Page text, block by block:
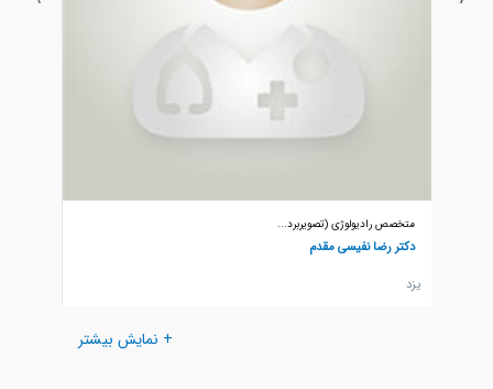
متخصص رادیولوژی (تصویربرد...
دکتر رضا نفیسی مقدم
يزد
+ نمایش بیشتر